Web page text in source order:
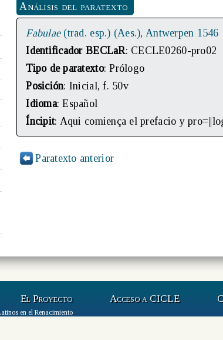
Análisis del paratexto
Fabulae (trad. esp.) (Aes.), Antwerpen 1546
Identificador BECLaR: CECLE0260-pro02
Tipo de paratexto: Prólogo
Posición: Inicial, f. 50v
Idioma: Español
Íncipit: Aqui comiença el prefacio y
Paratexto anterior
El Proyecto Acceso a CICLE
en el Renacimiento